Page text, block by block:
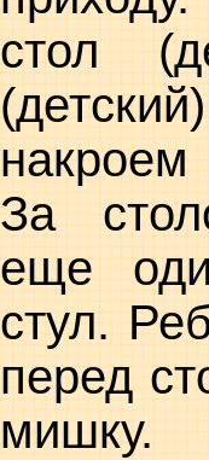
стол
За
еще
стул.
перед
мишку.